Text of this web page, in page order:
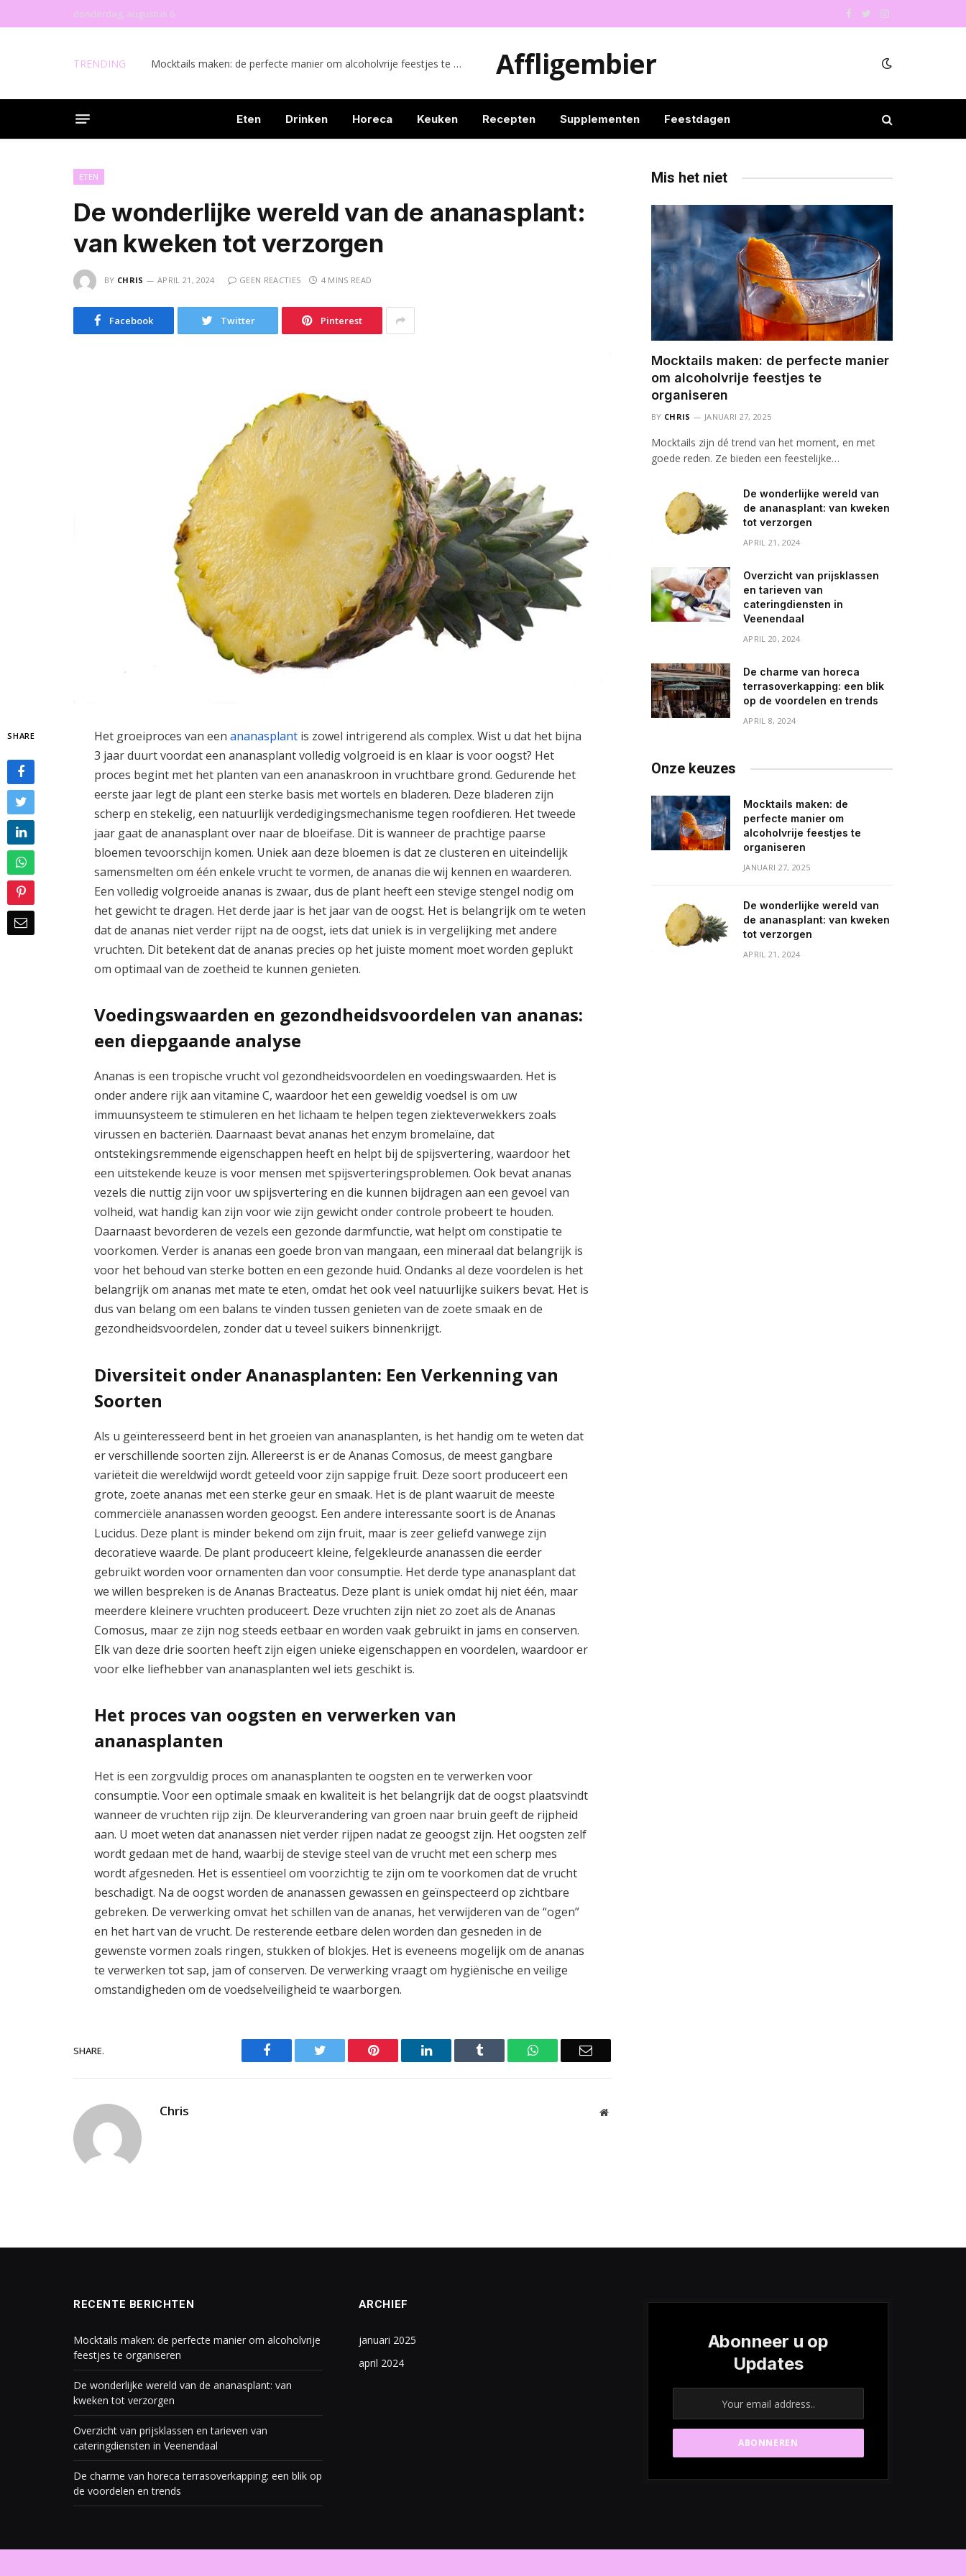
donderdag, augustus 6 Facebook
TwitterInstagram
TRENDING Mocktails maken: de perfecte manier om alcoholvrije feestjes te organiseren Affligembier
Eten Drinken Horeca Keuken Recepten Supplementen Feestdagen
ETEN
De wonderlijke wereld van de ananasplant:
van kweken tot verzorgen
BY CHRIS APRIL 21, 2024 GEEN REACTIES 4 MINS READ
Facebook Twitter Pinterest
SHARE Het groeiproces van eenananasplant is zowel intrigerend als complex. Wist u dat het bijna
3 jaar duurt voordat een ananasplant volledig volgroeid is en klaar is voor oogst? Het
proces begint met het planten van een ananaskroon in vruchtbare grond. Gedurende het
eerste jaar legt de plant een sterke basis met wortels en bladeren. Deze bladeren zijn
scherp en stekelig, een natuurlijk verdedigingsmechanisme tegen roofdieren. Het tweede
jaar gaat de ananasplant over naar de bloeifase. Dit is wanneer de prachtige paarse
bloemen tevoorschijn komen. Uniek aan deze bloemen is dat ze clusteren en uiteindelijk
samensmelten om één enkele vrucht te vormen, de ananas die wij kennen en waarderen.
Een volledig volgroeide ananas is zwaar, dus de plant heeft een stevige stengel nodig om
het gewicht te dragen. Het derde jaar is het jaar van de oogst. Het is belangrijk om te weten
dat de ananas niet verder rijpt na de oogst, iets dat uniek is in vergelijking met andere
vruchten. Dit betekent dat de ananas precies op het juiste moment moet worden geplukt
om optimaal van de zoetheid te kunnen genieten.
Voedingswaarden en gezondheidsvoordelen van ananas:
een diepgaande analyse
Ananas is een tropische vrucht vol gezondheidsvoordelen en voedingswaarden. Het is
onder andere rijk aan vitamine C, waardoor het een geweldig voedsel is om uw
immuunsysteem te stimuleren en het lichaam te helpen tegen ziekteverwekkers zoals
virussen en bacteriën. Daarnaast bevat ananas het enzym bromelaïne, dat
ontstekingsremmende eigenschappen heeft en helpt bij de spijsvertering, waardoor het
een uitstekende keuze is voor mensen met spijsverteringsproblemen. Ook bevat ananas
vezels die nuttig zijn voor uw spijsvertering en die kunnen bijdragen aan een gevoel van
volheid, wat handig kan zijn voor wie zijn gewicht onder controle probeert te houden.
Daarnaast bevorderen de vezels een gezonde darmfunctie, wat helpt om constipatie te
voorkomen. Verder is ananas een goede bron van mangaan, een mineraal dat belangrijk is
voor het behoud van sterke botten en een gezonde huid. Ondanks al deze voordelen is het
belangrijk om ananas met mate te eten, omdat het ook veel natuurlijke suikers bevat. Het is
dus van belang om een balans te vinden tussen genieten van de zoete smaak en de
gezondheidsvoordelen, zonder dat u teveel suikers binnenkrijgt.
Diversiteit onder Ananasplanten: Een Verkenning van
Soorten
Als u geïnteresseerd bent in het groeien van ananasplanten, is het handig om te weten dat
er verschillende soorten zijn. Allereerst is er de Ananas Comosus, de meest gangbare
variëteit die wereldwijd wordt geteeld voor zijn sappige fruit. Deze soort produceert een
grote, zoete ananas met een sterke geur en smaak. Het is de plant waaruit de meeste
commerciële ananassen worden geoogst. Een andere interessante soort is de Ananas
Lucidus. Deze plant is minder bekend om zijn fruit, maar is zeer geliefd vanwege zijn
decoratieve waarde. De plant produceert kleine, felgekleurde ananassen die eerder
gebruikt worden voor ornamenten dan voor consumptie. Het derde type ananasplant dat
we willen bespreken is de Ananas Bracteatus. Deze plant is uniek omdat hij niet één, maar
meerdere kleinere vruchten produceert. Deze vruchten zijn niet zo zoet als de Ananas
Comosus, maar ze zijn nog steeds eetbaar en worden vaak gebruikt in jams en conserven.
Elk van deze drie soorten heeft zijn eigen unieke eigenschappen en voordelen, waardoor er
voor elke liefhebber van ananasplanten wel iets geschikt is.
Het proces van oogsten en verwerken van
ananasplanten
Het is een zorgvuldig proces om ananasplanten te oogsten en te verwerken voor
consumptie. Voor een optimale smaak en kwaliteit is het belangrijk dat de oogst plaatsvindt
wanneer de vruchten rijp zijn. De kleurverandering van groen naar bruin geeft de rijpheid
aan. U moet weten dat ananassen niet verder rijpen nadat ze geoogst zijn. Het oogsten zelf
wordt gedaan met de hand, waarbij de stevige steel van de vrucht met een scherp mes
wordt afgesneden. Het is essentieel om voorzichtig te zijn om te voorkomen dat de vrucht
beschadigt. Na de oogst worden de ananassen gewassen en geïnspecteerd op zichtbare
gebreken. De verwerking omvat het schillen van de ananas, het verwijderen van de “ogen”
en het hart van de vrucht. De resterende eetbare delen worden dan gesneden in de
gewenste vormen zoals ringen, stukken of blokjes. Het is eveneens mogelijk om de ananas
te verwerken tot sap, jam of conserven. De verwerking vraagt om hygiënische en veilige
omstandigheden om de voedselveiligheid te waarborgen.
SHARE. Facebook Twitter Pinterest LinkedIn Tumblr WhatsAppEmail
Chris Website
Mis het niet
Mocktails maken: de perfecte manier
om alcoholvrije feestjes te
organiseren
BY CHRIS JANUARI 27, 2025
Mocktails zijn dé trend van het moment, en met
goede reden. Ze bieden een feestelijke…
De wonderlijke wereld van
de ananasplant: van kweken
tot verzorgen
APRIL 21, 2024
Overzicht van prijsklassen
en tarieven van
cateringdiensten in
Veenendaal
APRIL 20, 2024
De charme van horeca
terrasoverkapping: een blik
op de voordelen en trends
APRIL 8, 2024
Onze keuzes
Mocktails maken: de
perfecte manier om
alcoholvrije feestjes te
organiseren
JANUARI 27, 2025
De wonderlijke wereld van
de ananasplant: van kweken
tot verzorgen
APRIL 21, 2024
RECENTE BERICHTEN
Mocktails maken: de perfecte manier om alcoholvrije
feestjes te organiseren
De wonderlijke wereld van de ananasplant: van
kweken tot verzorgen
Overzicht van prijsklassen en tarieven van
cateringdiensten in Veenendaal
De charme van horeca terrasoverkapping: een blik op
de voordelen en trends
ARCHIEF
januari 2025
april 2024
Abonneer u op
Updates